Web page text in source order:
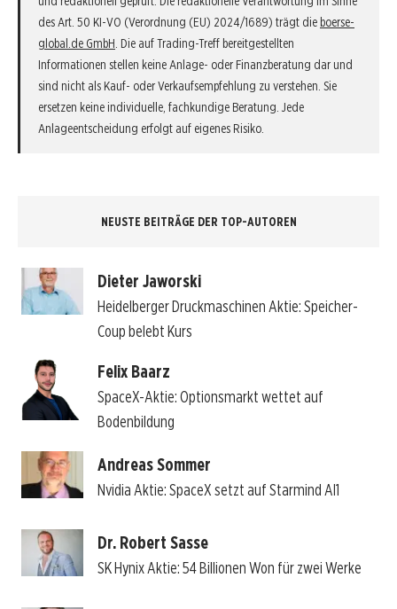
des Art. 50 KI-VO (Verordnung (EU) 2024/1689) trägt die boerse-
global.de GmbH . Die auf Trading-Treff bereitgestellten
Informationen stellen keine Anlage- oder Finanzberatung dar und
sind nicht als Kauf- oder Verkaufsempfehlung zu verstehen. Sie
ersetzen keine individuelle, fachkundige Beratung. Jede
Anlageentscheidung erfolgt auf eigenes Risiko.
NEUSTE BEITRÄGE DER TOP-AUTOREN
Dieter Jaworski
Heidelberger Druckmaschinen Aktie: Speicher-
Coup belebt Kurs
Felix Baarz
SpaceX-Aktie: Optionsmarkt wettet auf
Bodenbildung
Andreas Sommer
Nvidia Aktie: SpaceX setzt auf Starmind AI1
Dr. Robert Sasse
SK Hynix Aktie: 54 Billionen Won für zwei Werke